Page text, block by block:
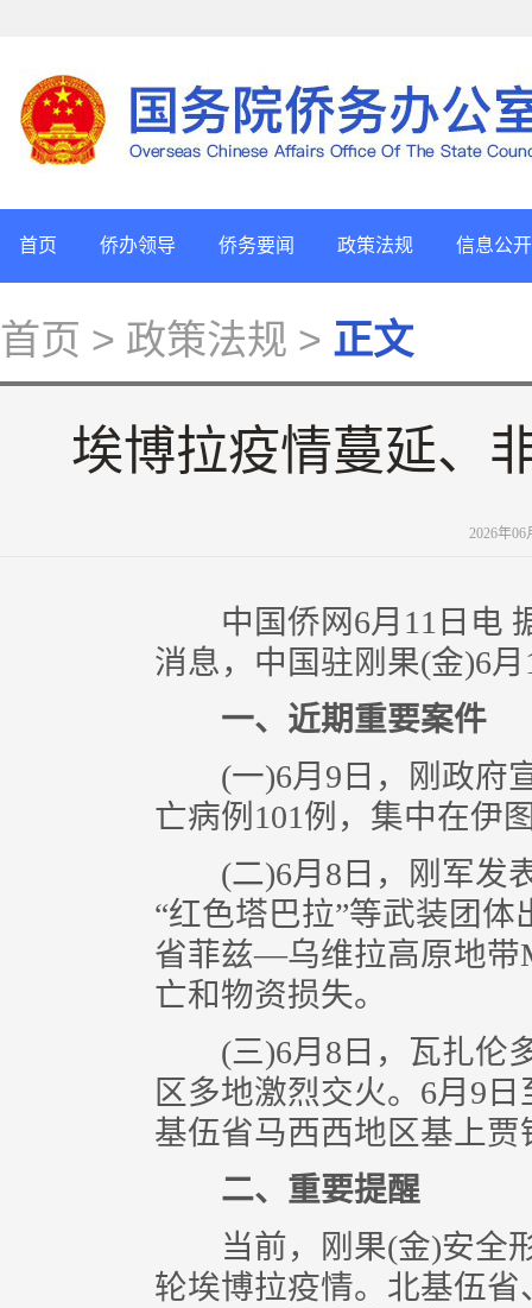
首页 侨办领导 侨务要闻 政策法规 信息公开
首页 > 政策法规 > 正文
埃博拉疫情蔓延、
2026年
中国侨网6月11日电
消息，中国驻刚果(金)6
一、近期重要案件
(一)6月9日，刚政府宣
亡病例101例，集中在伊
(二)6月8日，刚军发表
“红色塔巴拉”等武装团
省菲兹—乌维拉高原地带
亡和物资损失。
(三)6月8日，瓦扎伦多
区多地激烈交火。6月9
基伍省马西西地区基上
二、重要提醒
当前，刚果(金)安全形
轮埃博拉疫情。北基伍